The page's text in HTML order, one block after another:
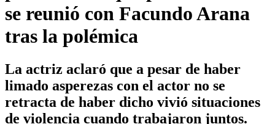
se reunió con Facundo Arana
tras la polémica
La actriz aclaró que a pesar de haber
limado asperezas con el actor no se
retracta de haber dicho vivió situaciones
de violencia cuando trabajaron juntos.